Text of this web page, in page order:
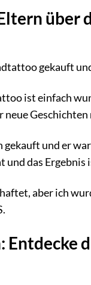
über
gekauft
ist einfach
Geschichten
und er
das Ergebnis
aber ich